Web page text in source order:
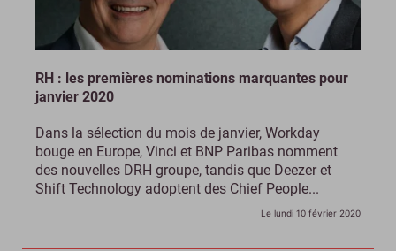
RH : les premières nominations marquantes pour
janvier 2020
Dans la sélection du mois de janvier, Workday
bouge en Europe, Vinci et BNP Paribas nomment
des nouvelles DRH groupe, tandis que Deezer et
Shift Technology adoptent des Chief People...
Le lundi 10 février 2020